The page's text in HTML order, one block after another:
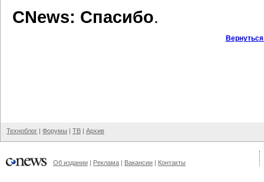
CNews: Спасибо.
Техноблог | Форумы | ТВ | Архив
Об издании | Реклама | Вакансии | Контакты